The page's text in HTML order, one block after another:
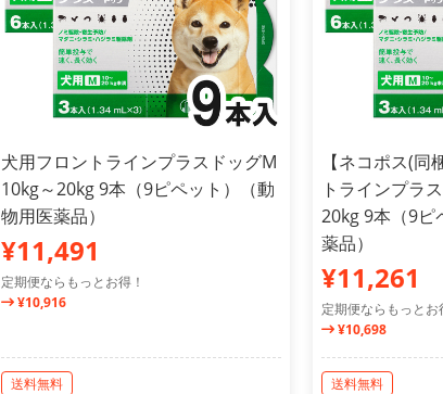
犬用フロントラインプラスドッグM
10kg～20kg 9本（9ピペット）（動
物用医薬品）
¥11,491
定期便ならもっとお得！
¥10,916
送料無料
【ネコポス(
トラインプラ
20kg 9本（9ピ
薬品）
¥11,261
定期便ならもっとお
¥10,698
送料無料